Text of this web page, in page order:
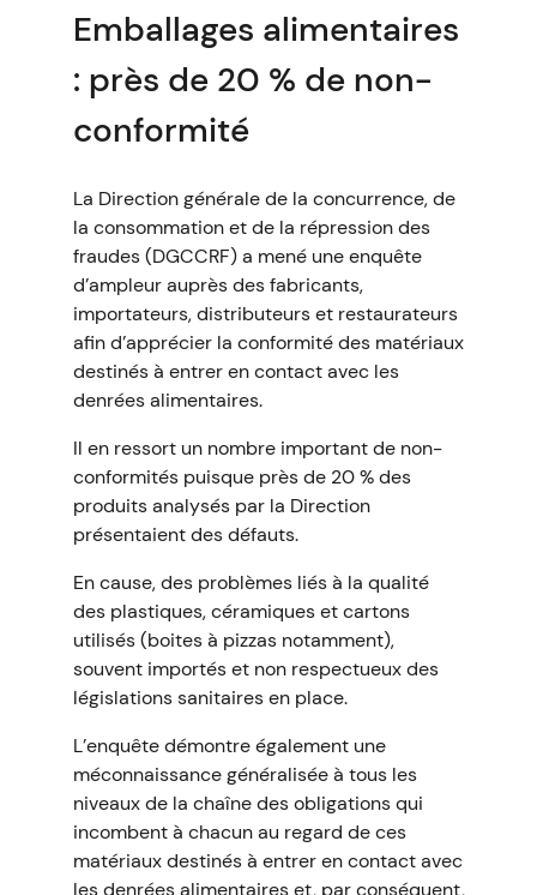
Emballages alimentaires
: près de 20 % de non-
conformité
La Direction générale de la concurrence, de
la consommation et de la répression des
fraudes (DGCCRF) a mené une enquête
d’ampleur auprès des fabricants,
importateurs, distributeurs et restaurateurs
afin d’apprécier la conformité des matériaux
destinés à entrer en contact avec les
denrées alimentaires.
Il en ressort un nombre important de non-
conformités puisque près de 20 % des
produits analysés par la Direction
présentaient des défauts.
En cause, des problèmes liés à la qualité
des plastiques, céramiques et cartons
utilisés (boites à pizzas notamment),
souvent importés et non respectueux des
législations sanitaires en place.
L’enquête démontre également une
méconnaissance généralisée à tous les
niveaux de la chaîne des obligations qui
incombent à chacun au regard de ces
matériaux destinés à entrer en contact avec
les denrées alimentaires et, par conséquent,